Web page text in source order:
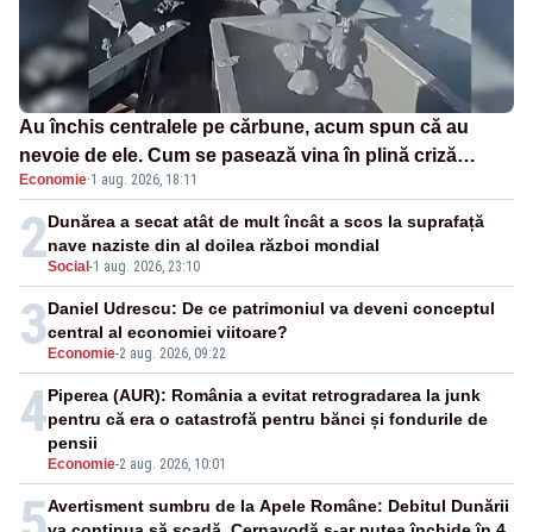
Au închis centralele pe cărbune, acum spun că au
nevoie de ele. Cum se pasează vina în plină criză
energetică
Economie·1 aug. 2026, 18:11
2Social -1 aug. 2026, 23:10
Dunărea a secat atât de mult încât a scos la suprafață
nave naziste din al doilea război mondial
3 Economie-2 aug. 2026, 09:22
Daniel Udrescu: De ce patrimoniul va deveni conceptul
central al economiei viitoare?
4
Economie-2 aug. 2026, 10:01
Piperea (AUR): România a evitat retrogradarea la junk
pentru că era o catastrofă pentru bănci și fondurile de
pensii
Avertisment sumbru de la Apele Române: Debitul Dunării